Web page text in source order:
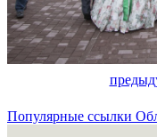
Популярные ссылки